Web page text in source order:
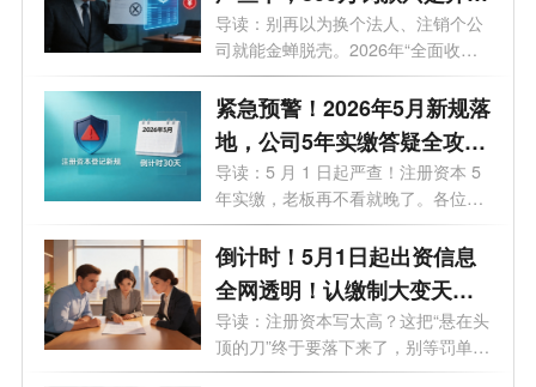
始！老板们的最后自救指南
导读：别再以为换个法人、注销个公
司就能金蝉脱壳。2026年“全面收割
期”...
紧急预警！2026年5月新规落
地，公司5年实缴答疑全攻
略，老板必看避坑
导读：5 月 1 日起严查！注册资本 5
年实缴，老板再不看就晚了。各位老
板、...
倒计时！5月1日起出资信息
全网透明！认缴制大变天，
这3条“逃债路”全被封死！
导读：注册资本写太高？这把“悬在头
顶的刀”终于要落下来了，别等罚单
才...